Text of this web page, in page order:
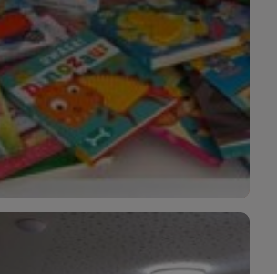
odwiedzin – nowości pojawiają się
tygodnia! Dzięki tej zakładce
wiedzieć, co warto przeczytać
jako pierwsze.
WIĘCEJ